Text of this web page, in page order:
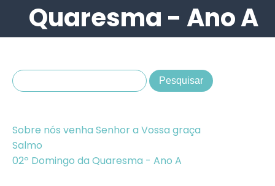
Quaresma - Ano A
Sobre nós venha Senhor a Vossa graça
Salmo
02º Domingo da Quaresma - Ano A